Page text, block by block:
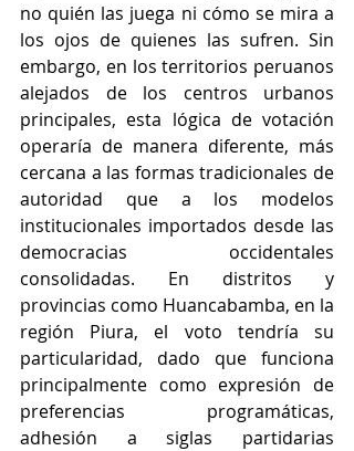
no quién las juega ni cómo se mira a
los ojos de quienes las sufren. Sin
embargo, en los territorios peruanos
alejados de los centros urbanos
principales, esta lógica de votación
operaría de manera diferente, más
cercana a las formas tradicionales de
autoridad que a los modelos
institucionales importados desde las
democracias occidentales
consolidadas. En distritos y
provincias como Huancabamba, en la
región Piura, el voto tendría su
particularidad, dado que funciona
principalmente como expresión de
preferencias programáticas,
adhesión a siglas partidarias